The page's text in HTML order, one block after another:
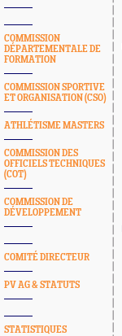
COMMISSION
DÉPARTEMENTALE DE
FORMATION
COMMISSION SPORTIVE
ET ORGANISATION (CSO)
ATHLÉTISME MASTERS
COMMISSION DES
OFFICIELS TECHNIQUES
(COT)
COMMISSION DE
DÉVELOPPEMENT
COMITÉ DIRECTEUR
PV AG & STATUTS
STATISTIQUES